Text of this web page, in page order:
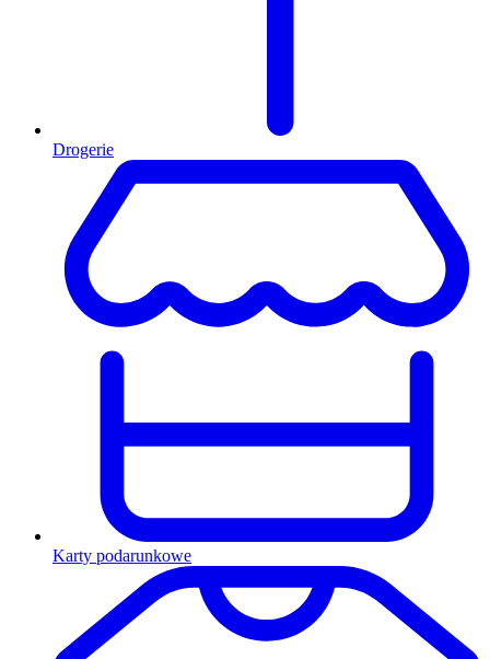
Drogerie
Karty podarunkowe